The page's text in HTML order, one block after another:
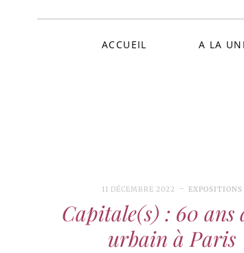
ACCUEIL A LA
11 DÉCEMBRE 2022 EXPOSITIONS
Capitale(s) : 60 ans
urbain à Paris